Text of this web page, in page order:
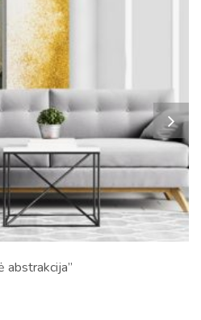
Pienės pūkas